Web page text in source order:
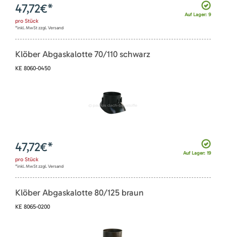
Auf Lager: 9
47,72€*
pro Stück
*inkl. MwSt zzgl. Versand
Klöber Abgaskalotte 70/110 schwarz
KE 8060-0450
Auf Lager: 19
47,72€*
pro Stück
*inkl. MwSt zzgl. Versand
Klöber Abgaskalotte 80/125 braun
KE 8065-0200